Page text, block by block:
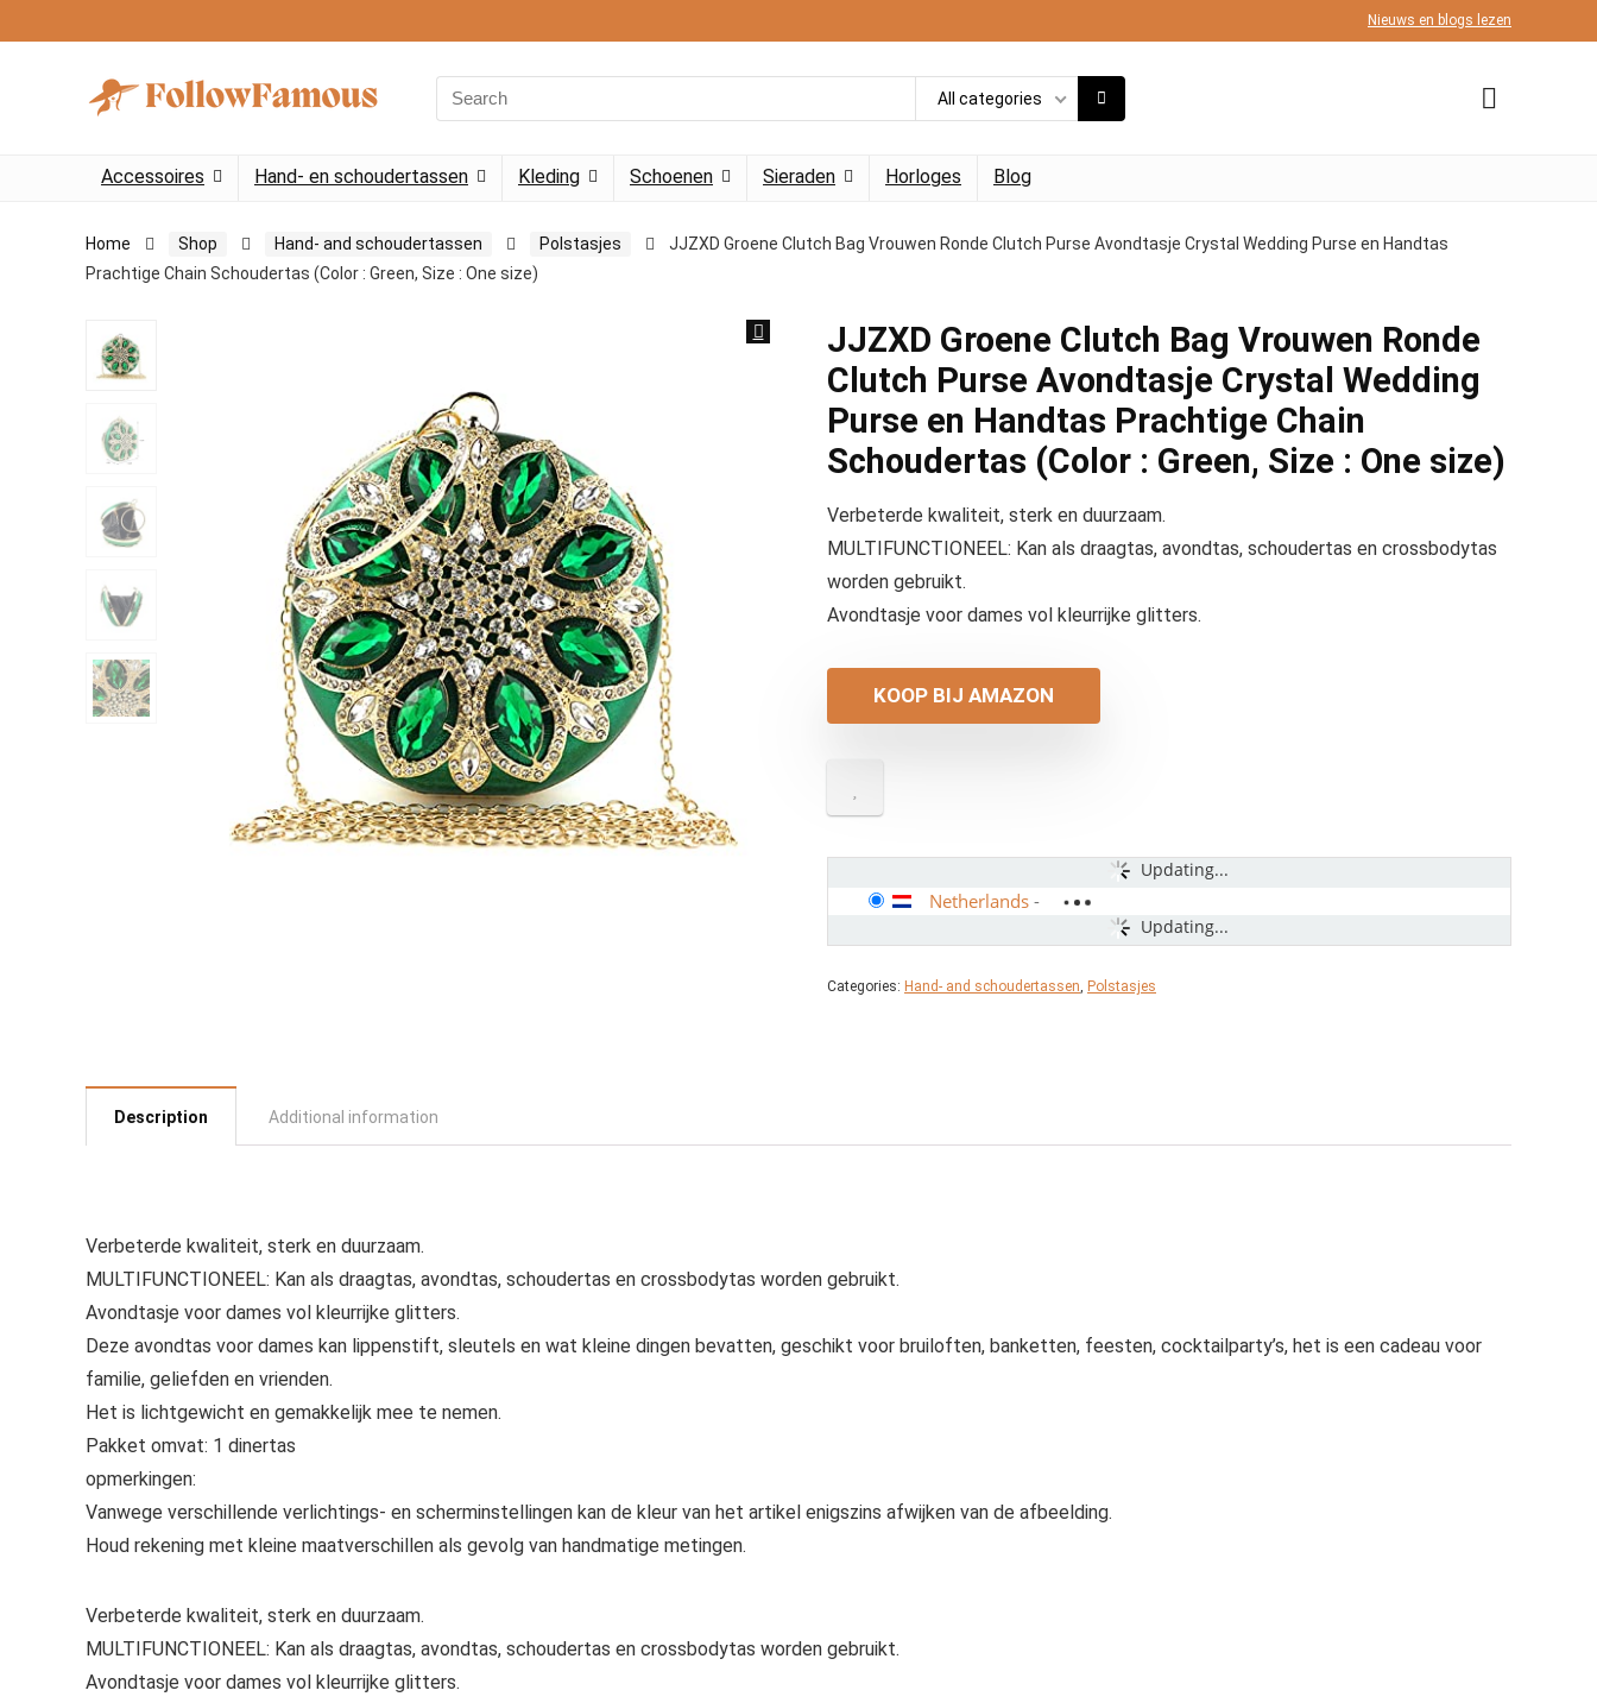
Nieuws en blogs lezen
Search
for:
All categories
Accessoires Hand- en schoudertassen Kleding Schoenen Sieraden Horloges Blog
Home Shop Hand- and schoudertassen Polstasjes
JJZXD Groene Clutch Bag Vrouwen Ronde Clutch Purse Avondtasje Crystal Wedding Purse en Handtas
Prachtige Chain Schoudertas (Color : Green, Size : One size)
JJZXD Groene Clutch Bag Vrouwen Ronde
Clutch Purse Avondtasje Crystal Wedding
Purse en Handtas Prachtige Chain
Schoudertas (Color : Green, Size : One size)
Verbeterde kwaliteit, sterk en duurzaam.
MULTIFUNCTIONEEL: Kan als draagtas, avondtas, schoudertas en crossbodytas
worden gebruikt.
Avondtasje voor dames vol kleurrijke glitters.
KOOP BIJ AMAZON
Updating...
Updating...
Netherlands -
Categories: Hand- and schoudertassen, Polstasjes
Description Additional information
Verbeterde kwaliteit, sterk en duurzaam.
MULTIFUNCTIONEEL: Kan als draagtas, avondtas, schoudertas en crossbodytas worden gebruikt.
Avondtasje voor dames vol kleurrijke glitters.
Deze avondtas voor dames kan lippenstift, sleutels en wat kleine dingen bevatten, geschikt voor bruiloften, banketten, feesten, cocktailparty’s, het is een cadeau voor
familie, geliefden en vrienden.
Het is lichtgewicht en gemakkelijk mee te nemen.
Pakket omvat: 1 dinertas
opmerkingen:
Vanwege verschillende verlichtings- en scherminstellingen kan de kleur van het artikel enigszins afwijken van de afbeelding.
Houd rekening met kleine maatverschillen als gevolg van handmatige metingen.
Verbeterde kwaliteit, sterk en duurzaam.
MULTIFUNCTIONEEL: Kan als draagtas, avondtas, schoudertas en crossbodytas worden gebruikt.
Avondtasje voor dames vol kleurrijke glitters.